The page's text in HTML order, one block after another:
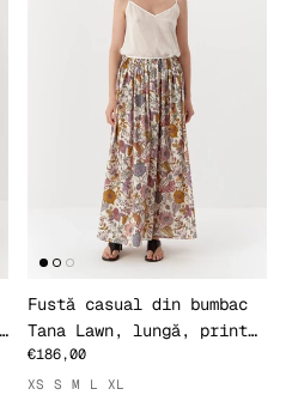
Fustă casual din bumbac
Tana Lawn, lungă, print
Fantasy Land
€186,00
XS S M L XL